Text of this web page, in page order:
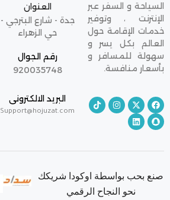
السياحة و السفر عبر
الإنترنت ، وتوفير
خدمات الإقامة حول
العالم بكل يسر و
سهولة للمسافر و
بأسعار منافسة.
العنوان
جدة - شارع البترجي -
حي الزهراء
رقم الجوال
920035748
البريد الالكترونى
Support@hojuzat.com
صنع بحب بواسطة اوكودا شريكك
نحو النجاح الرقمي